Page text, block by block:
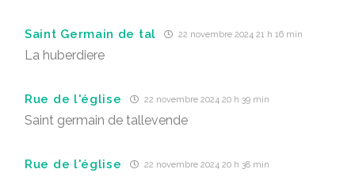
Saint Germain de tal 22 novembre 2024 21 h 16 min
La huberdiere
Rue de l'église 22 novembre 2024 20 h 39 min
Saint germain de tallevende
Rue de l'église 22 novembre 2024 20 h 38 min